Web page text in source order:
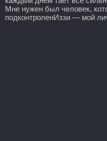
Мне нужен был человек,
подконтроленИззи — мой